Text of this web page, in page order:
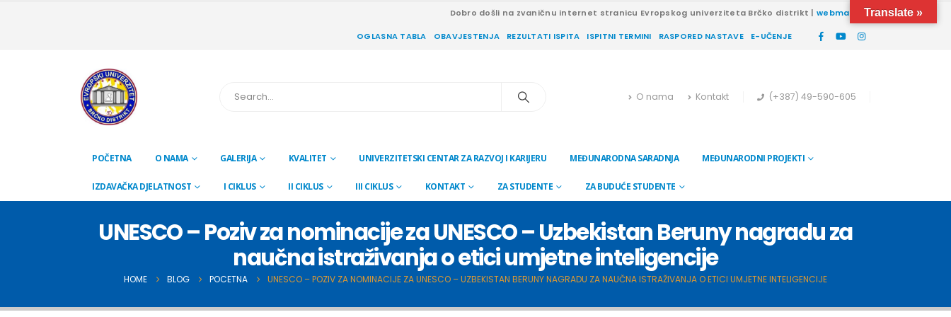
Dobro došli na zvaničnu internet stranicu Evropskog univerziteta Brčko distrikt |webmail
OGLASNA TABLA OBAVJESTENJA REZULTATI ISPITA ISPITNI TERMINI RASPORED NASTAVE E-UČENJE
O nama Kontakt (+387) 49-590-605
POČETNA O NAMA GALERIJA KVALITET UNIVERZITETSKI CENTAR ZA RAZVOJ I KARIJERU MEĐUNARODNA SARADNJA MEĐUNARODNI PROJEKTI
IZDAVAČKA DJELATNOST I CIKLUS II CIKLUS III CIKLUS KONTAKT ZA STUDENTE ZA BUDUĆE STUDENTE
UNESCO – Poziv za nominacije za UNESCO – Uzbekistan Beruny nagradu za
naučna istraživanja o etici umjetne inteligencije
HOME BLOG POCETNA UNESCO – POZIV ZA NOMINACIJE ZA UNESCO – UZBEKISTAN BERUNY NAGRADU ZA NAUČNA ISTRAŽIVANJA O ETICI UMJETNE INTELIGENCIJE
Translate »